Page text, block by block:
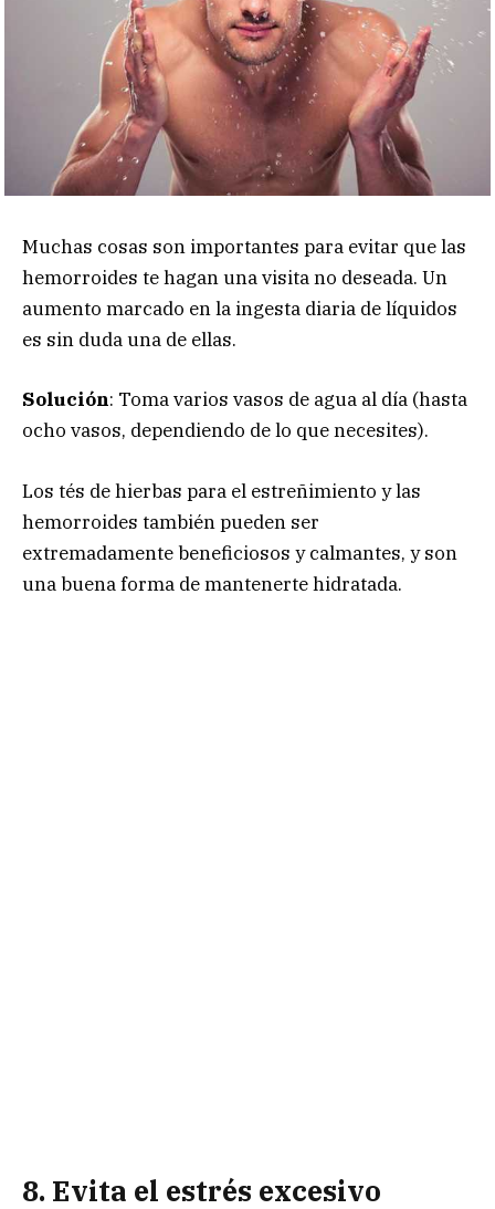
Muchas cosas son importantes para evitar que las
hemorroides te hagan una visita no deseada. Un
aumento marcado en la ingesta diaria de líquidos
es sin duda una de ellas.
Solución: Toma varios vasos de agua al día (hasta
ocho vasos, dependiendo de lo que necesites).
Los tés de hierbas para el estreñimiento y las
hemorroides también pueden ser
extremadamente beneficiosos y calmantes, y son
una buena forma de mantenerte hidratada.
8. Evita el estrés excesivo